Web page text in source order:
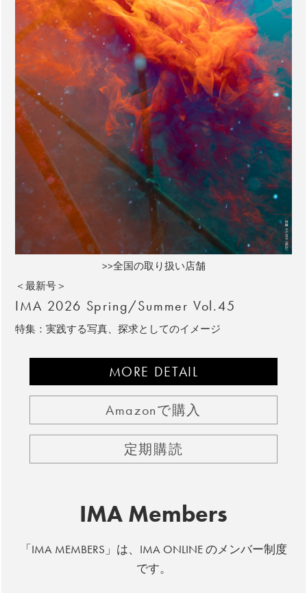
>>全国の取り扱い店舗
＜最新号＞
IMA 2026 Spring/Summer Vol.45
特集：実践する写真、探求としてのイメージ
MORE DETAIL
Amazonで購入
定期購読
IMA Members
「IMA MEMBERS」は、IMA ONLINE のメンバー制度
です。